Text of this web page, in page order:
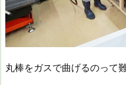
丸棒をガスで曲げるのって